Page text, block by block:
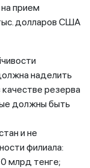
прием
долларов США
наделить
резерва
должны быть
и не
филиала:
млрд тенге;